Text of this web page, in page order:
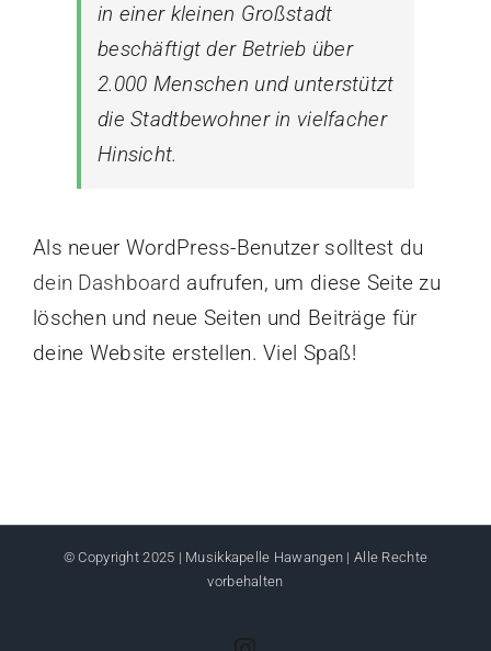
in einer kleinen Großstadt
beschäftigt der Betrieb über
2.000 Menschen und unterstützt
die Stadtbewohner in vielfacher
Hinsicht.
Als neuer WordPress-Benutzer solltest du
dein Dashboard aufrufen, um diese Seite zu
löschen und neue Seiten und Beiträge für
deine Website erstellen. Viel Spaß!
© Copyright 2025 | Musikkapelle Hawangen | Alle Rechte
vorbehalten